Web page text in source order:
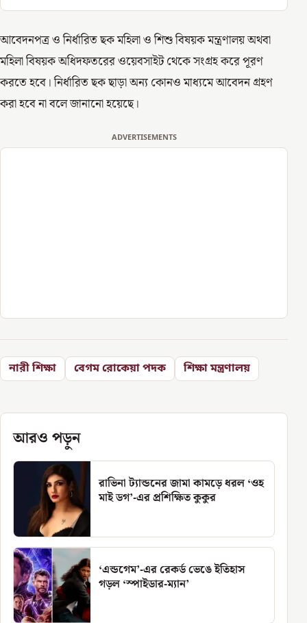
আবেদনপত্র ও নির্ধারিত ছক মহিলা ও শিশু বিষয়ক মন্ত্রণালয় অথবা
মহিলা বিষয়ক অধিদফতরের ওয়েবসাইট থেকে সংগ্রহ করে পূরণ
করতে হবে। নির্ধারিত ছক ছাড়া অন্য কোনও মাধ্যমে আবেদন গ্রহণ
করা হবে না বলে জানানো হয়েছে।
ADVERTISEMENTS
নারী শিক্ষা বেগম রোকেয়া পদক শিক্ষা মন্ত্রণালয়
আরও পড়ুন
রাভিনা ট্যান্ডনের জামা কামড়ে ধরল ‘ওহ
মাই ডগ’-এর প্রশিক্ষিত কুকুর
‘এন্ডগেম’-এর রেকর্ড ভেঙে ইতিহাস
গড়ল ‘স্পাইডার-ম্যান’